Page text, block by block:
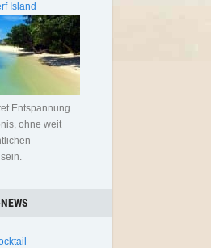
Island
Entspannung
ohne weit
-